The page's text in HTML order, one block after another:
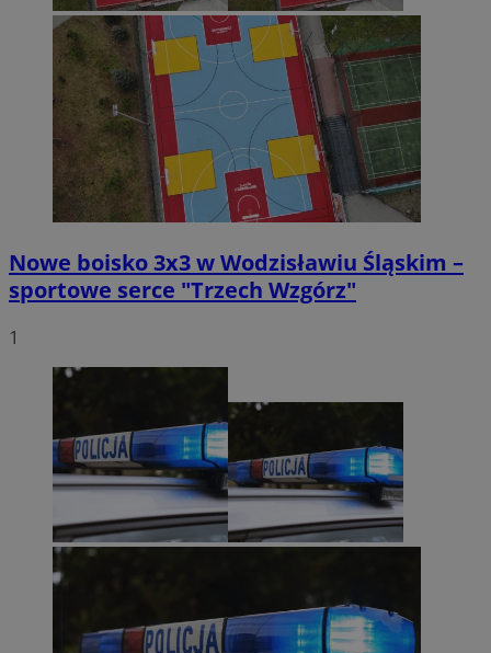
Nowe boisko 3x3 w Wodzisławiu Śląskim –
sportowe serce "Trzech Wzgórz"
1